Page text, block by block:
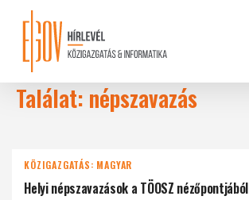
content
Találat: népszavazás
KÖZIGAZGATÁS: MAGYAR
Helyi népszavazások a TÖOSZ nézőpontjából